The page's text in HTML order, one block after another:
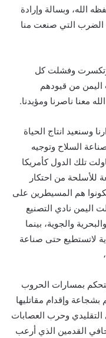
الله، وبسالة وإرادة
الضرب التي صنعت منا
وتكسرت وفشلت كل
من قيودهم
معنا ناصرنا ومؤيدنا.
وسنعيد انتاج الحياة
السلاح وتوجيه
تلك الدول كأمريكا
للأسلحة من احتكار
هم المسيطرين على
اليمن نادي التصنيع
والجوية، بينما
لاتستطيع حتى صناعة
بمسارات الحروب
بشجاعة وإقدام مقاتليها
وحرب العصابات
القدمين الذي أرعب